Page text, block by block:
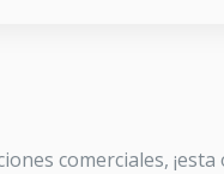
comerciales,